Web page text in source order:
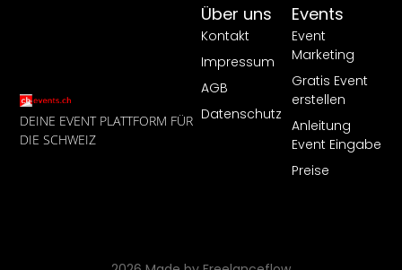
DEINE EVENT PLATTFORM FÜR
DIE SCHWEIZ
Events
Event
Marketing
Gratis Event
erstellen
Anleitung
Event Eingabe
Preise
Über uns
Kontakt
Impressum
AGB
Datenschutz